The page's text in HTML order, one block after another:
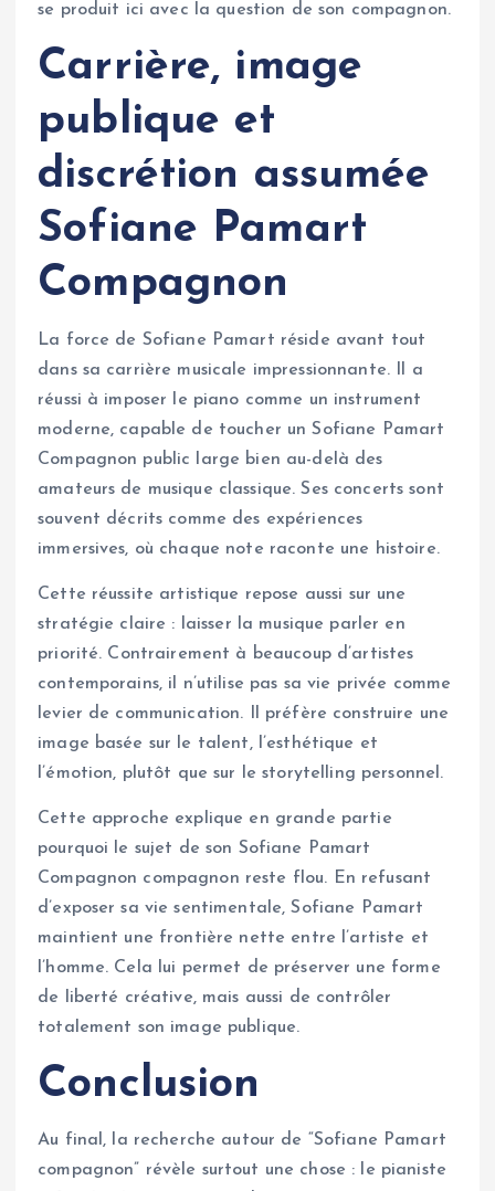
se produit ici avec la question de son compagnon.
Carrière, image
publique et
discrétion assumée
Sofiane Pamart
Compagnon
La force de Sofiane Pamart réside avant tout
dans sa carrière musicale impressionnante. Il a
réussi à imposer le piano comme un instrument
moderne, capable de toucher un Sofiane Pamart
Compagnon public large bien au-delà des
amateurs de musique classique. Ses concerts sont
souvent décrits comme des expériences
immersives, où chaque note raconte une histoire.
Cette réussite artistique repose aussi sur une
stratégie claire : laisser la musique parler en
priorité. Contrairement à beaucoup d’artistes
contemporains, il n’utilise pas sa vie privée comme
levier de communication. Il préfère construire une
image basée sur le talent, l’esthétique et
l’émotion, plutôt que sur le storytelling personnel.
Cette approche explique en grande partie
pourquoi le sujet de son Sofiane Pamart
Compagnon compagnon reste flou. En refusant
d’exposer sa vie sentimentale, Sofiane Pamart
maintient une frontière nette entre l’artiste et
l’homme. Cela lui permet de préserver une forme
de liberté créative, mais aussi de contrôler
totalement son image publique.
Conclusion
Au final, la recherche autour de “Sofiane Pamart
compagnon” révèle surtout une chose : le pianiste